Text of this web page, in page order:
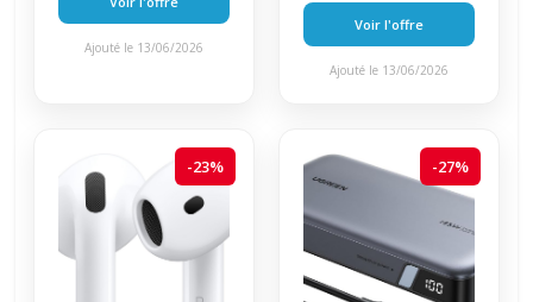
Ajouté le 13/06/2026
Voir l'offre
Ajouté le 13/06/2026
-23% -27%